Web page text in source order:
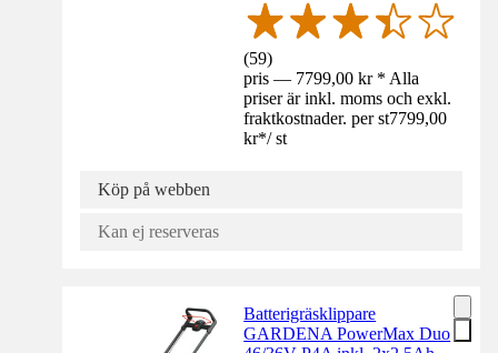
(59)
pris — 7799,00 kr * Alla
priser är inkl. moms och exkl.
fraktkostnader. per st7799,00
kr*/ st
Köp på webben
Kan ej reserveras
Batterigräsklippare
GARDENA PowerMax Duo